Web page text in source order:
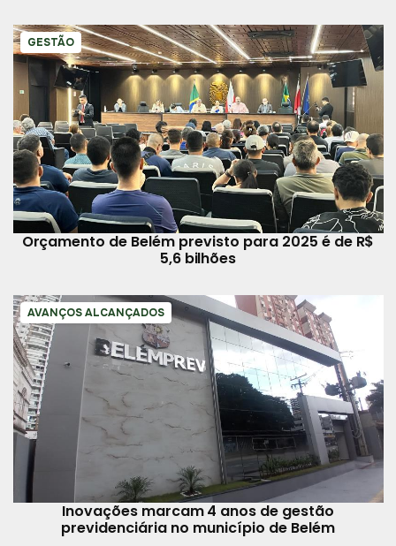
GESTÃO
Orçamento de Belém previsto para 2025 é de R$
5,6 bilhões
AVANÇOS ALCANÇADOS
Inovações marcam 4 anos de gestão
previdenciária no município de Belém